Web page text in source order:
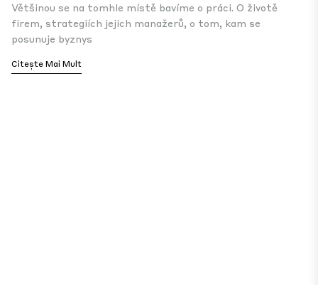
Většinou se na tomhle místě bavíme o práci. O životě
firem, strategiích jejich manažerů, o tom, kam se
posunuje byznys
Citește Mai Mult